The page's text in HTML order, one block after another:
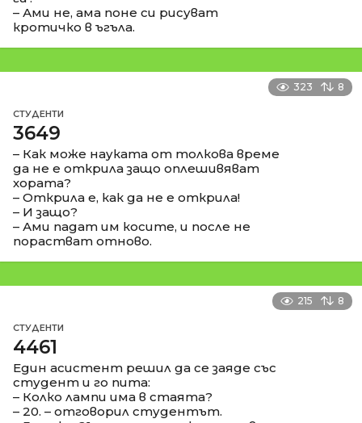
– Ами не, ама поне си рисуват
кротичко в ъгъла.
323 8
СТУДЕНТИ
3649
– Как може науката от толкова време
да не е открила защо оплешивяват
хората?
– Открила е, как да не е открила!
– И защо?
– Ами падат им косите, и после не
порастват отново.
215 8
СТУДЕНТИ
4461
Един асистент решил да се заяде със
студент и го пита:
– Колко лампи има в стаята?
– 20. – отговорил студентът.